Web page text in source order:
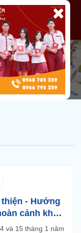
- Hướng
cảnh khó
và 15 tháng 1 năm